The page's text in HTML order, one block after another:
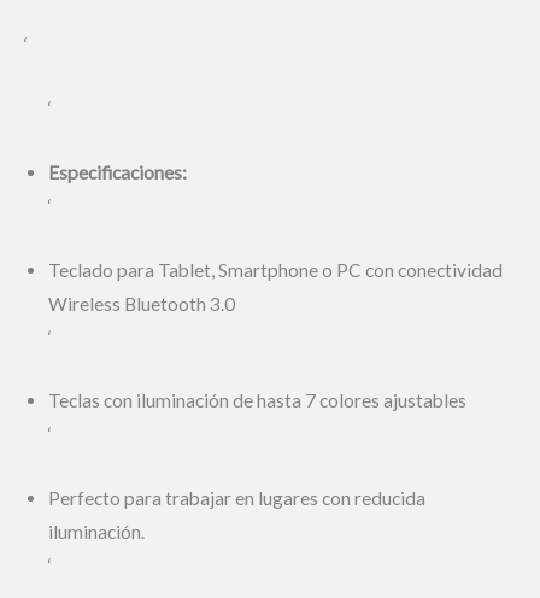
‘
‘
Especificaciones:
‘
Teclado para Tablet, Smartphone o PC con conectividad
Wireless Bluetooth 3.0
‘
Teclas con iluminación de hasta 7 colores ajustables
‘
Perfecto para trabajar en lugares con reducida
iluminación.
‘